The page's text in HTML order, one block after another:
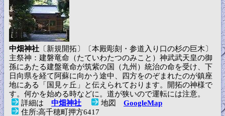
中畑神社 〔新規開拓〕〔本殿彫刻・参道入り口の杉の巨木〕
主祭神：建磐竜命（たていわたつのみこと）神武武天皇の御
孫にあたる建盤竜命が筑紫の国（九州）統治の命を受け、下
日向県を経て阿蘇に向かう途中、四方をのぞまれたのが鎮座
地にある「国見ヶ丘」と伝えられております。開拓の神様で
す。何かを始める時などに。道が狭いので運転には注意。
詳細は 中畑神社 地図 GoogleMap
住所:高千穂町押方6417